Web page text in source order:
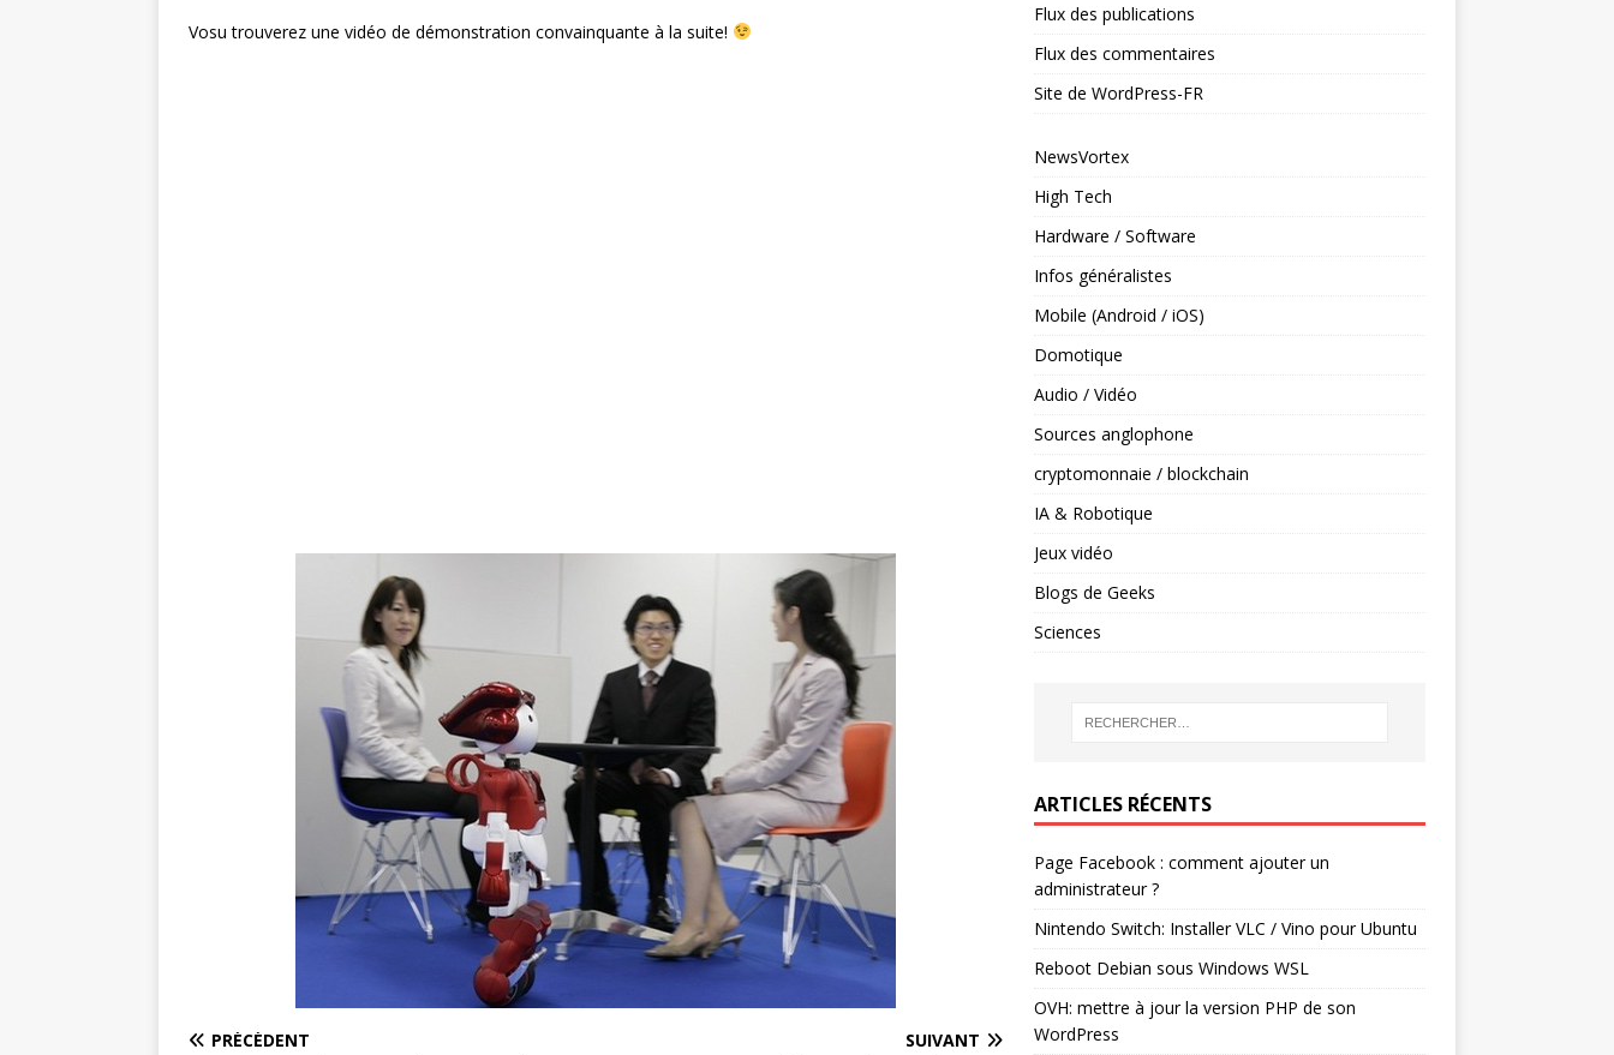
Vosu trouverez une vidéo de démonstration convainquante à la suite!
PRÉCÉDENT SUIVANT
Flux des publications
Flux des commentaires
Site de WordPress-FR
NewsVortex
High Tech
Hardware / Software
Infos généralistes
Mobile (Android / iOS)
Domotique
Audio / Vidéo
Sources anglophone
cryptomonnaie / blockchain
IA & Robotique
Jeux vidéo
Blogs de Geeks
Sciences
ARTICLES RÉCENTS
Page Facebook : comment ajouter un
administrateur ?
Nintendo Switch: Installer VLC / Vino pour Ubuntu
Reboot Debian sous Windows WSL
OVH: mettre à jour la version PHP de son
WordPress